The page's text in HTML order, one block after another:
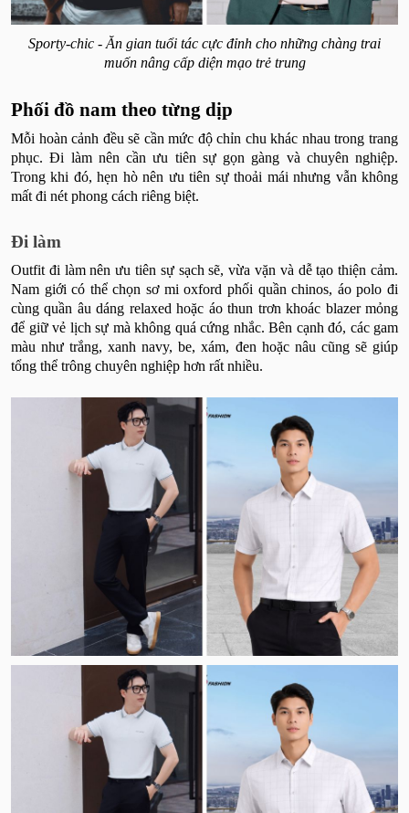
Sporty-chic - Ăn gian tuổi tác cực đỉnh cho những chàng trai
muốn nâng cấp diện mạo trẻ trung
Phối đồ nam theo từng dịp
Mỗi hoàn cảnh đều sẽ cần mức độ chỉn chu khác nhau trong trang
phục. Đi làm nên cần ưu tiên sự gọn gàng và chuyên nghiệp.
Trong khi đó, hẹn hò nên ưu tiên sự thoải mái nhưng vẫn không
mất đi nét phong cách riêng biệt.
Đi làm
Outfit đi làm nên ưu tiên sự sạch sẽ, vừa vặn và dễ tạo thiện cảm.
Nam giới có thể chọn sơ mi oxford phối quần chinos, áo polo đi
cùng quần âu dáng relaxed hoặc áo thun trơn khoác blazer mỏng
để giữ vẻ lịch sự mà không quá cứng nhắc. Bên cạnh đó, các gam
màu như trắng, xanh navy, be, xám, đen hoặc nâu cũng sẽ giúp
tổng thể trông chuyên nghiệp hơn rất nhiều.